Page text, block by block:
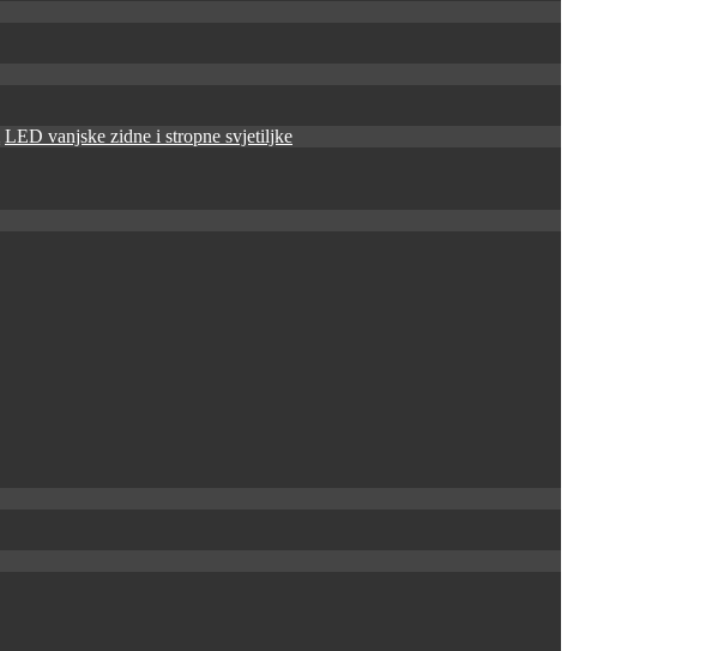
LED vanjske zidne i stropne svjetiljke